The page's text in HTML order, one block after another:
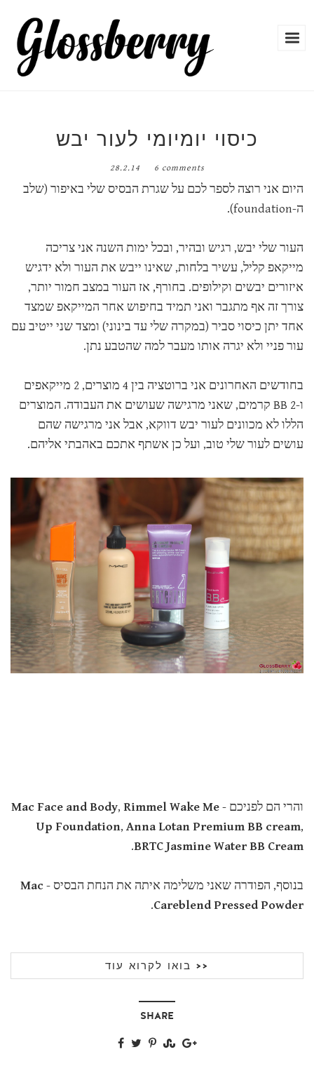
כיסוי יומיומי לעור יבש
28.2.14 6 comments
היום אני רוצה לספר לכם על שגרת הבסיס שלי באיפור (שלב
ה-foundation).
העור שלי יבש, רגיש ובהיר, ובכל ימות השנה אני צריכה
מייקאפ קליל, עשיר בלחות, שאינו ייבש את העור ולא ידגיש
איזורים יבשים וקילופים. בחורף, אז העור במצב חמור יותר,
צורך זה אף מתגבר ואני תמיד בחיפוש אחר המייקאפ שמצד
אחד יתן כיסוי סביר (במקרה שלי עד בינוני) ומצד שני ייטיב עם
עור פניי ולא יגרה אותו מעבר למה שהטבע נתן.
בחודשים האחרונים אני ברוטציה בין 4 מוצרים, 2 מייקאפים
ו-2 BB קרמים, שאני מרגישה שעושים את העבודה. המוצרים
הללו לא מכוונים לעור יבש דווקא, אבל אני מרגישה שהם
עושים לעור שלי טוב, ועל כן אשתף אתכם באהבתי אליהם.
והרי הם לפניכם - Mac Face and Body, Rimmel Wake Me
Up Foundation, Anna Lotan Premium BB cream,
BRTC Jasmine Water BB Cream
.
בנוסף, הפודרה שאני משלימה איתה את הנחת הבסיס - Mac
Careblend Pressed Powder
.
בואו לקרוא עוד >>
SHARE